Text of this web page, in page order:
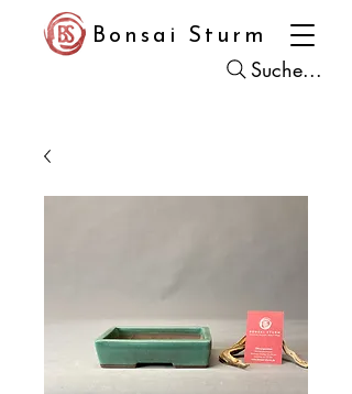
Bonsai Sturm
Suche...